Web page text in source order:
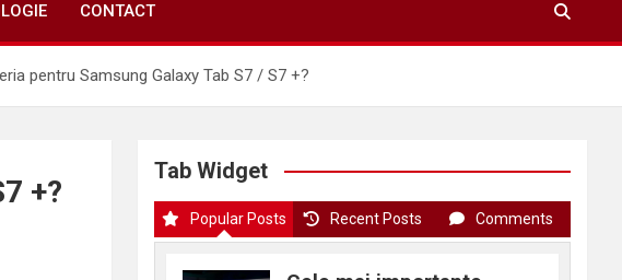
CONTACT
pentru Samsung Galaxy Tab S7 / S7 +?
+?
Tab Widget
Popular Posts Recent Posts Comments